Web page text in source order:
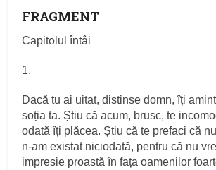
FRAGMENT
Capitolul întâi
1.
Dacă tu ai uitat, distinse domn, îți
soția ta. Știu că acum, brusc, te
odată îți plăcea. Știu că te prefaci că
n‑am existat niciodată, pen­tru că nu
impresie proastă în fața oamenilor